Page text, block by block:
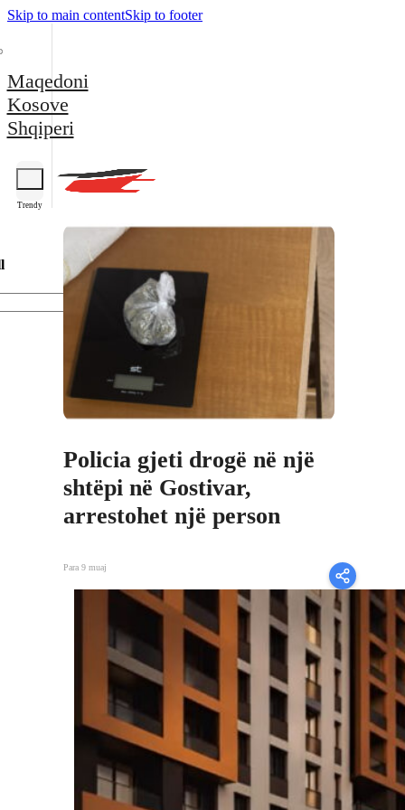
Skip to main contentSkip to footer
Maqedoni
Kosove
Shqiperi
Trendy
Policia gjeti drogë në një
shtëpi në Gostivar,
arrestohet një person
Para 9 muaj